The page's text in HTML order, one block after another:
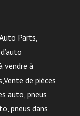
Parts,
vendre à
de pièces
auto, pneus
pneus dans